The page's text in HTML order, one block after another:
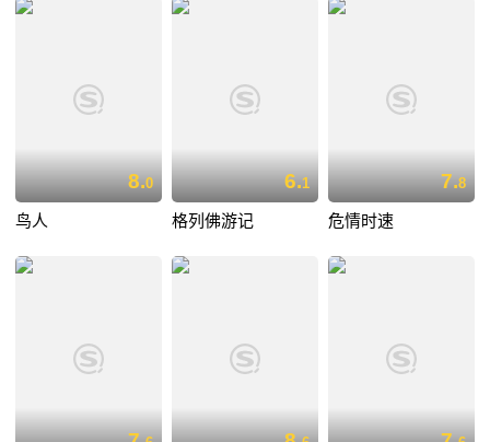
8.0
鸟人
6.1
格列佛游记
7.8
危情时速